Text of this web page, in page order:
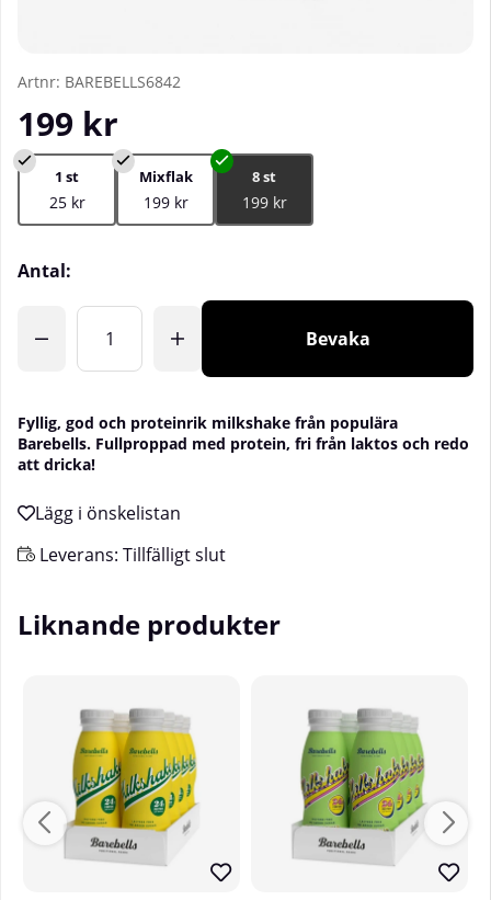
Artnr: BAREBELLS6842
199 kr
1 st
25 kr
Mixflak
199 kr
8 st
199 kr
Antal:
Bevaka
Fyllig, god och proteinrik milkshake från populära
Barebells. Fullproppad med protein, fri från laktos och redo
att dricka!
Leverans: Tillfälligt slut
Liknande produkter